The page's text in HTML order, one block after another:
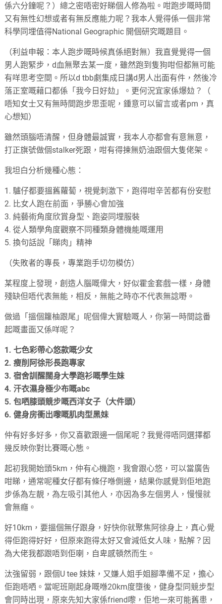
係六分鐘呢？）總之密唔密好睇個人修為啦。 咁跑步嘅時間
又有無性幻想或者有無反應能力呢？我本人覺得係一個非常
科學同埋值得National Geographic 開個研究嘅題目。
（利益申報：本人跑步嘅時候真係絕對無）我直覺覺得一個
男人跑緊步，d血無聚去某一度， 雖然跑到隻狗咁但都無可能
有咩思考空間。所以d tbb劇集成日講d男人出面有件，然後冷
落正室嘅藉口都係「我今日好攰」。更何況宜家係爆攰？（
唔知女士又有無時間跑步思歪呢，鍾意可以留言或者pm，真
心想知）
雖然頭腦唔清醒，但身體最誠實，我本人亦都會有意無意，
打正旗號做個stalker死跟，咁有得揀無奶油跟個大隻佬架。
我坦白分析幾種心態：
1. 驢仔都要搵舊蘿蔔，視覺刺激下，跑得咁辛苦都有份安慰
2. 比女人跑在前面，爭勝心會加強
3. 純藝術角度欣賞身型、跑姿同埋服裝
4. 從人類學角度觀察不同種類身體機能嘅運用
5. 換句話說「睇肉」精神
（失敗者的專長，專業跑手切勿模仿）
某程度上發現，創造人腦嘅偉大，好似霍金套戲一樣， 身體
殘缺但唔代表無能，相反，無能之時亦不代表無諗嘢。
做過「搵個籮柚跟尾」呢個偉大實驗嘅人，你第一時間諗番
起嘅畫面又係咩呢？
1. 七色彩帶心悠款嘅少女
2. 瘦削阿徐形長跑專家
3. 宿舍訓醒闊身大學跑衫嘅學生妹
4. 汗衣濕身極少布嘅abc
5. 包哂膝頭競步嘅西洋女子（大件頭）
6. 健身房衝出嚟嘅肌肉型黑妹
仲有好多好多，你又喜歡跟邊一個尾呢？我覺得唔同選擇都
幾反映你對比賽嘅心態。
起初我開始頭5km，仲有心機跑，我會跟心悠，可以當廣告
咁睇，通常呢種女仔都有條仔喺側邊，結果你感覺到佢地跑
步係為左靚，為左吸引其他人，亦因為多左個男人，慢慢就
會無癮。
好10km，要搵個無仔跟身，好快你就聚焦阿徐身上， 真心覺
得佢跑得好好，但原來跑得太好又會減低女人味，點解？ 因
為大佬我都跟唔到佢喇，自卑感頓然而生。
汰強留弱，跟個U tee 妹妹，又嫌人姐手姐腳準備不足，擔心
佢跑唔哂。 當呢班剛起身嘅喺20km度墮後，健身型同競步型
會同時出現， 原來先知大家係friend嚟，佢地一來可能舊患，